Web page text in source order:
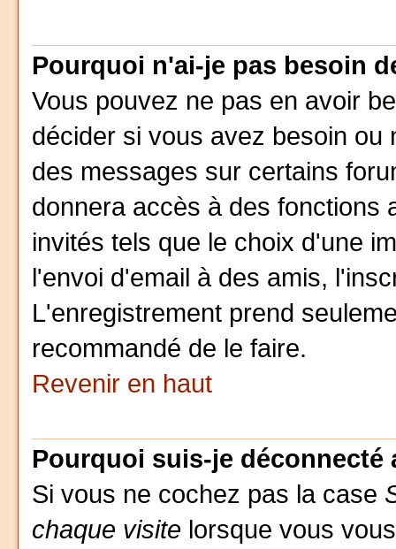
Pourquoi n'ai-je pas besoin
Vous pouvez ne pas en avoir
décider si vous avez besoin
des messages sur certains
donnera accès à des fonctions
invités tels que le choix d'une
l'envoi d'email à des amis,
L'enregistrement prend
recommandé de le faire.
Revenir en haut
Pourquoi suis-je déconnecté
Si vous ne cochez pas la case
chaque visite lorsque vous